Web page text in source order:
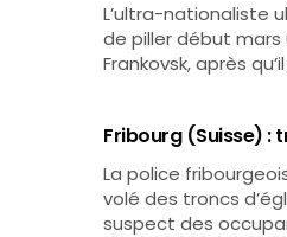
L’ultra-nationaliste
de piller début mars
Frankovsk, après
Fribourg (Suisse) :
La police
volé des troncs
suspect des